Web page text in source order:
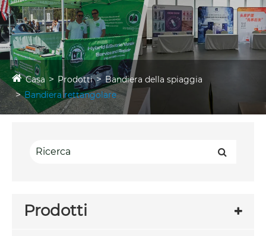
Casa Prodotti
Bandiera della spiaggia
Bandiera rettangolare
Prodotti